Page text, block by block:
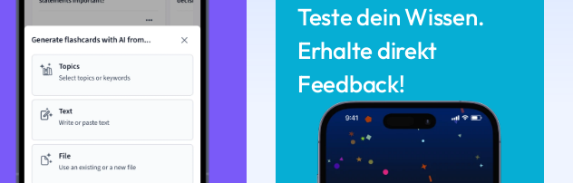
Teste dein Wissen.
Erhalte direkt
Feedback!